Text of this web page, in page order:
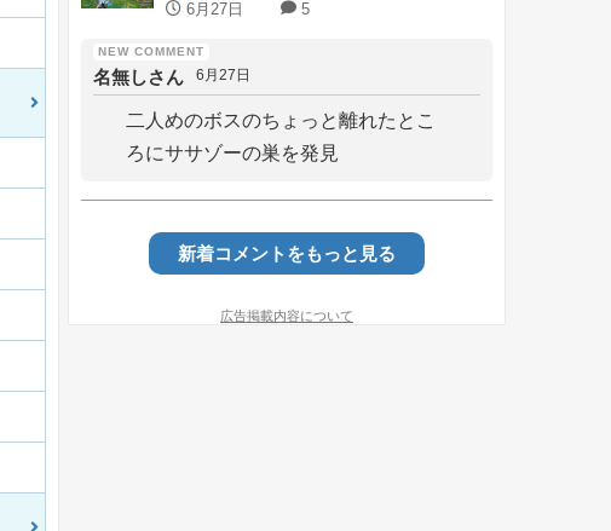
6月27日 5
名無しさん 6月27日
二人めのボスのちょっと離れたとこ
ろにササゾーの巣を発見
新着コメントをもっと見る
広告掲載内容について